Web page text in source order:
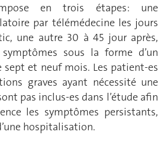
en trois étapes: une
par télémédecine les jours
une autre 30 à 45 jour après,
sous la forme d’un
sept et neuf mois. Les patient-es
graves ayant nécessité une
pas inclus-es dans l’étude afin
les symptômes persistants,
hospitalisation.